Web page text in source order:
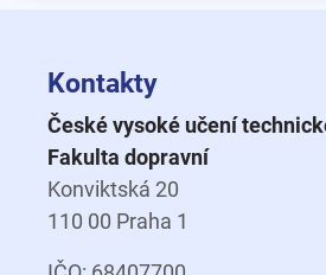
Kontakty
České vysoké učení
Fakulta dopravní
Konviktská 20
110 00 Praha 1